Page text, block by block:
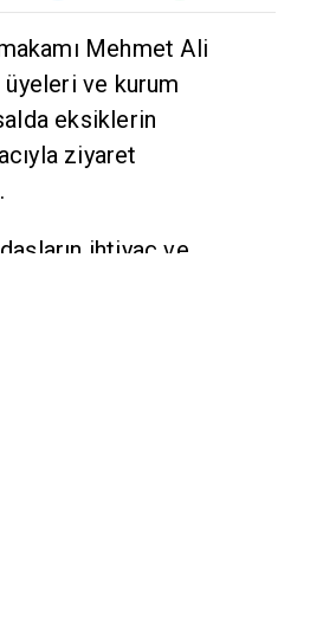
Mehmet Ali
ve kurum
eksiklerin
ziyaret
ihtiyaç ve